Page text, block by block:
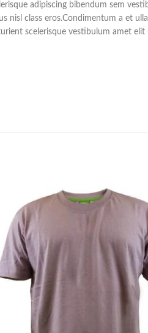
adipiscing bibendum sem
nisl class eros.Condimentum a et
scelerisque vestibulum amet